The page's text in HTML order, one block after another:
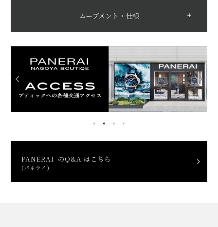
ムーブメント・仕様
PANERAI のQ&A はこちら
(パネライ)